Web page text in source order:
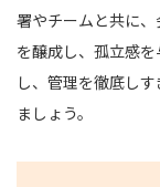
署やチームと共に
を醸成し、孤立感
し、管理を徹底し
ましょう。